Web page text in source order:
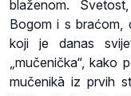
blaženom.
Bogom i s braćom,
koji je danas
„mučenička“, kako
mučenikā iz prvih